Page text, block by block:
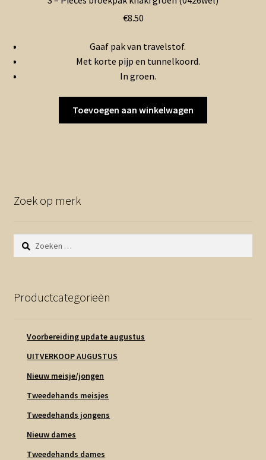
€8.50
Gaaf pak van travelstof.
Met korte pijp en tunnelkoord.
In groen.
Toevoegen aan winkelwagen
Zoek op merk
Zoeken
naar:
Productcategorieën
Voorbereiding update augustus
UITVERKOOP AUGUSTUS
Nieuw meisje/jongen
Tweedehands meisjes
Tweedehands jongens
Nieuw dames
Tweedehands dames